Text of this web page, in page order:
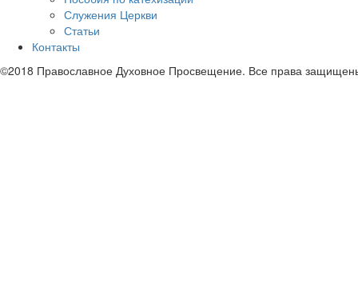
Служения Церкви
Статьи
Контакты
©2018 Православное Духовное Просвещение. Все права